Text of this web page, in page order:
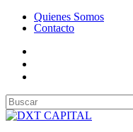
Quienes Somos
Contacto